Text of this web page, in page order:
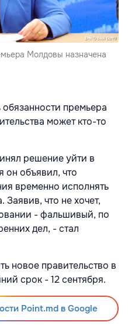
Молдовы назначена
премьера
может кто-то
решение уйти в
он объявил, что
временно исполнять
Заявив, что не хочет,
- фальшивый, по
дел, - стал
новое правительство в
срок - 12 сентября.
Point.md в Google